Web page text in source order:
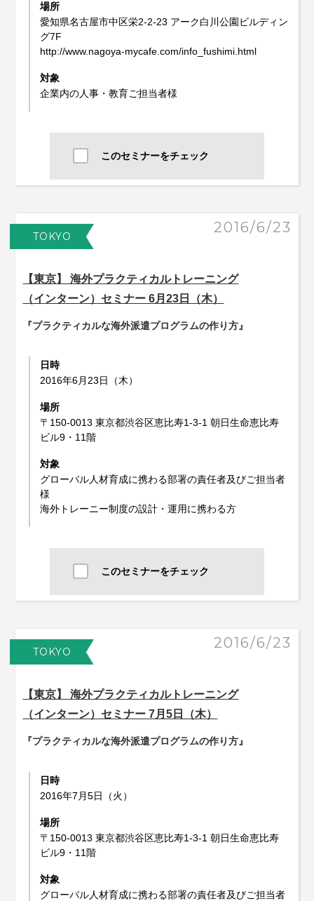
場所
愛知県名古屋市中区栄2-2-23 アーク白川公園ビルディン
グ7F
http://www.nagoya-mycafe.com/info_fushimi.html
対象
企業内の人事・教育ご担当者様
このセミナーをチェック
TOKYO
2016/6/23
【東京】 海外プラクティカルトレーニング
（インターン）セミナー 6月23日（木）
『プラクティカルな海外派遣プログラムの作り方』
日時
2016年6月23日（木）
場所
〒150-0013 東京都渋谷区恵比寿1-3-1 朝日生命恵比寿
ビル9・11階
対象
グローバル人材育成に携わる部署の責任者及びご担当者
様
海外トレーニー制度の設計・運用に携わる方
このセミナーをチェック
TOKYO
2016/6/23
【東京】 海外プラクティカルトレーニング
（インターン）セミナー 7月5日（木）
『プラクティカルな海外派遣プログラムの作り方』
日時
2016年7月5日（火）
場所
〒150-0013 東京都渋谷区恵比寿1-3-1 朝日生命恵比寿
ビル9・11階
対象
グローバル人材育成に携わる部署の責任者及びご担当者